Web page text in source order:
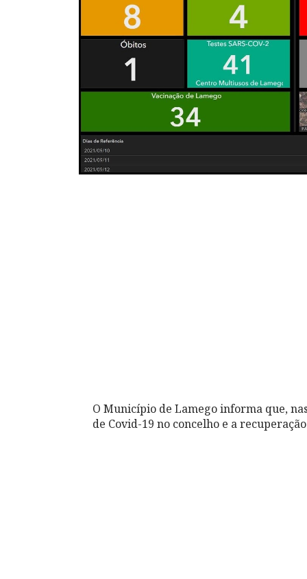
O Município de Lamego informa que,
de Covid-19 no concelho e a recuperação